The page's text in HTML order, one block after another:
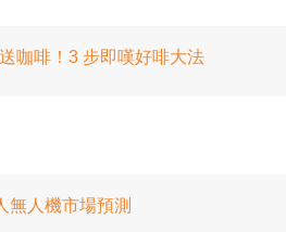
咖啡！3 步即嘆好啡大法
無人機市場預測